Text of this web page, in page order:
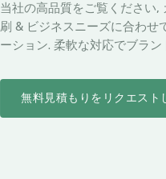
当社の高品質をご覧ください,
刷 & ビジネスニーズに合わせ
ーション. 柔軟な対応でブラ
無料見積もりをリクエスト